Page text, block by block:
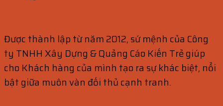
Được thành lập từ năm 2012, sứ mệnh của Công
ty TNHH Xây Dựng & Quảng Cáo Kiến Trẻ giúp
cho Khách hàng của mình tạo ra sự khác biệt, nổi
bật giữa muôn vàn đối thủ cạnh tranh.